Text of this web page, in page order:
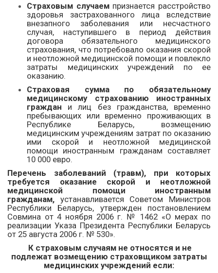
Страховым случаем признается расстройство
здоровья застрахованного лица вследствие
внезапного заболевания или несчастного
случая, наступившего в период действия
договора обязательного медицинского
страхования, что потребовало оказания скорой
и неотложной медицинской помощи и повлекло
затраты медицинских учреждений по ее
оказанию.
Страховая сумма по обязательному
медицинскому страхованию иностранных
граждан и лиц без гражданства, временно
пребывающих или временно проживающих в
Республике Беларусь, возмещению
медицинским учреждениям затрат по оказанию
ими скорой и неотложной медицинской
помощи иностранным гражданам составляет
10 000 евро.
Перечень заболеваний (травм), при которых
требуется оказание скорой и неотложной
медицинской помощи иностранным
гражданам, устанавливается Советом Министров
Республики Беларусь, утвержден постановлением
Совмина от 4 ноября 2006 г. № 1462 «О мерах по
реализации Указа Президента Республики Беларусь
от 25 августа 2006 г. № 530».
К страховым случаям не относятся и не
подлежат возмещению страховщиком затраты
медицинских учреждений если: